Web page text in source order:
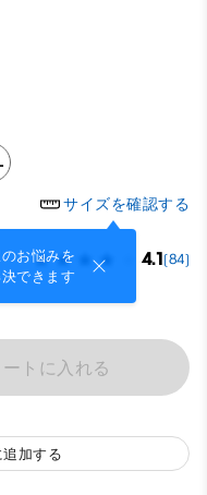
サイズを確認する
お悩みを
できます
4.1(84)
ートに入れる
加する